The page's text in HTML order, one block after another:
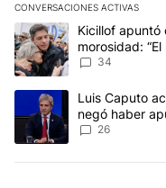
CONVERSACIONES ACTIVAS
Este listado muestra los
Un artículo de tendencia
Kicillof apuntó
morosidad: “El
34
Un artículo deLuis Caputo
negó haber
26